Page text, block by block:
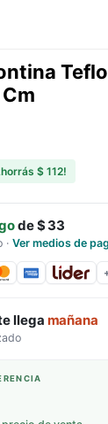
$ 112!
de$ 33
· Ver medios de
llega mañana